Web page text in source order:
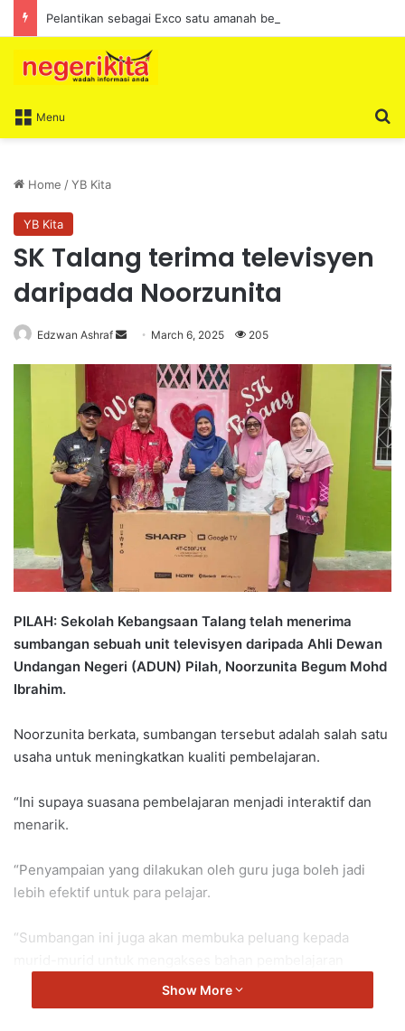
Menu
Home /YB Kita
YB Kita
SK Talang terima televisyen
daripada Noorzunita
Edzwan Ashraf
d
a
n
e
m
a
March 6, 2025 205
PILAH: Sekolah Kebangsaan Talang telah menerima
sumbangan sebuah unit televisyen daripada Ahli Dewan
Undangan Negeri (ADUN) Pilah, Noorzunita Begum Mohd
Ibrahim.
Noorzunita berkata, sumbangan tersebut adalah salah satu
usaha untuk meningkatkan kualiti pembelajaran.
“Ini supaya suasana pembelajaran menjadi interaktif dan
menarik.
“Penyampaian yang dilakukan oleh guru juga boleh jadi
lebih efektif untuk para pelajar.
“Sumbangan ini juga akan membuka peluang kepada
berkualiti dan termasuk video pendidikan.
Show More